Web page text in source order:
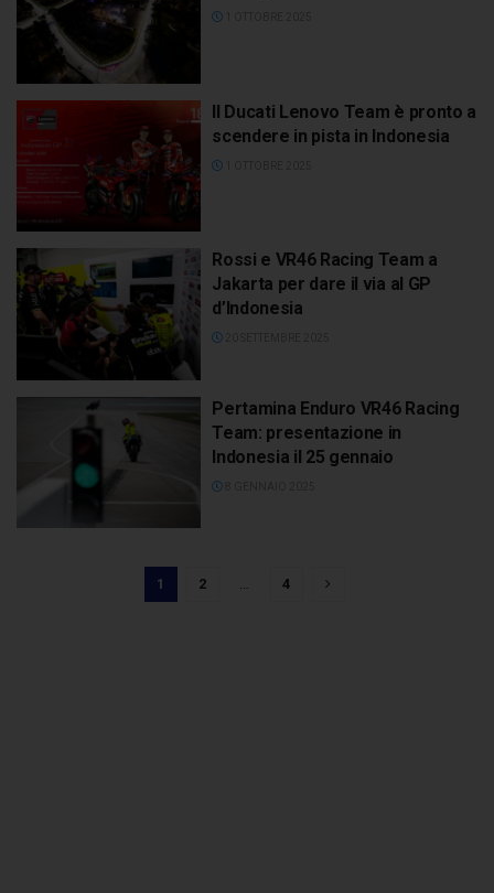
Il Ducati Lenovo Team è pronto a
scendere in pista in Indonesia
Rossi e VR46 Racing Team a
Jakarta per dare il via al GP
d’Indonesia
Pertamina Enduro VR46 Racing
Team: presentazione in
Indonesia il 25 gennaio
1 2 … 4